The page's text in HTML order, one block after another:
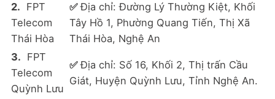
2. FPT
Telecom
Thái Hòa
✅ Địa chỉ: Đường Lý Thường Kiệt, Khối
Tây Hồ 1, Phường Quang Tiến, Thị Xã
Thái Hòa, Nghệ An
3. FPT
Telecom
Quỳnh Lưu
✅ Địa chỉ: Số 16, Khối 2, Thị trấn Cầu
Giát, Huyện Quỳnh Lưu, Tỉnh Nghệ An.